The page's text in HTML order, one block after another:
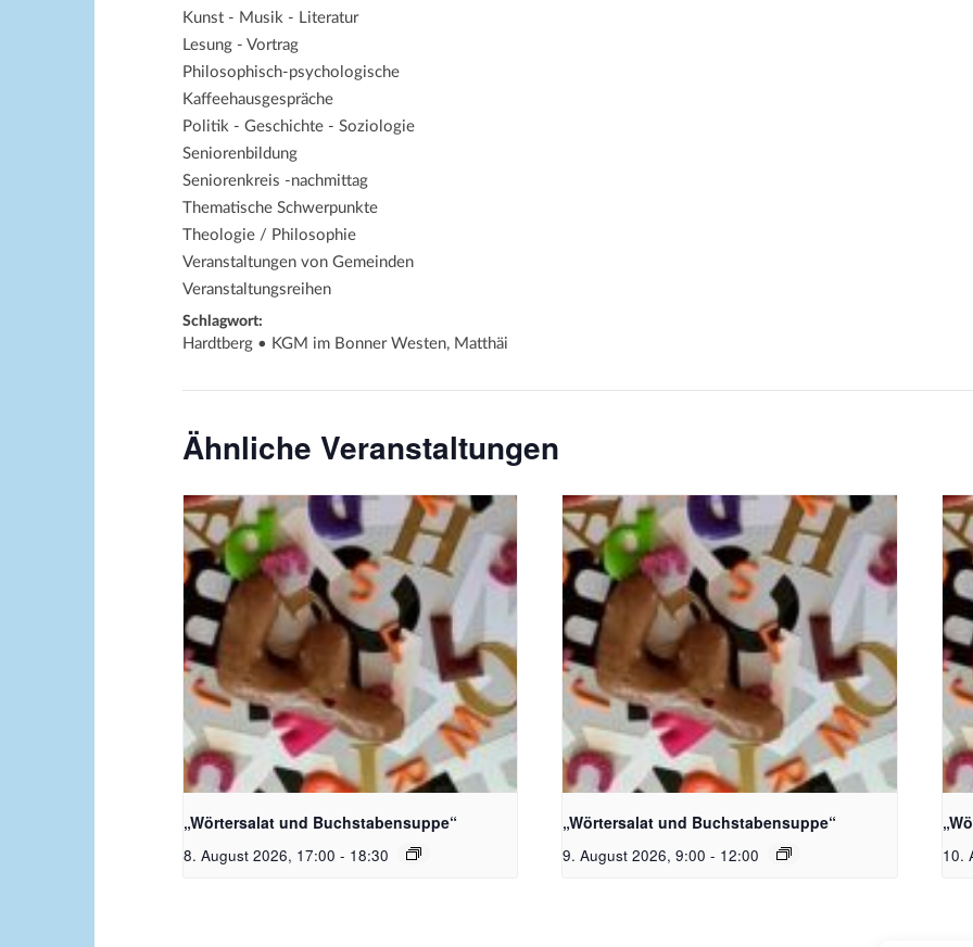
Kunst - Musik - Literatur
Lesung - Vortrag
Philosophisch-psychologische
Kaffeehausgespräche
Politik - Geschichte - Soziologie
Seniorenbildung
Seniorenkreis -nachmittag
Thematische Schwerpunkte
Theologie / Philosophie
Veranstaltungen von Gemeinden
Veranstaltungsreihen
Schlagwort:
Hardtberg • KGM im Bonner Westen, Matthäi
Ähnliche Veranstaltungen
Bildquelle_ Pixabay Free_Christoph
Meinersmann
„Wörtersalat und Buchstabensuppe“
8. August 2026, 17:00 - 18:30
Bildquelle_ Pixabay Free_Christoph
Meinersmann
„Wörtersalat und Buchstabensuppe“
9. August 2026, 9:00 - 12:00 10.